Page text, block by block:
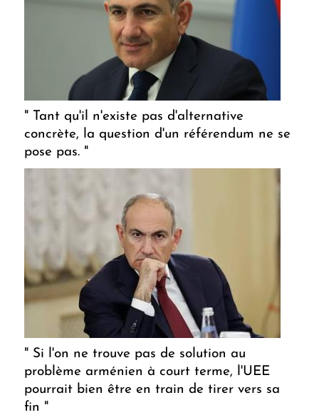
" Tant qu'il n'existe pas d'alternative
concrète, la question d'un référendum ne se
pose pas. "
" Si l'on ne trouve pas de solution au
problème arménien à court terme, l'UEE
pourrait bien être en train de tirer vers sa
fin "